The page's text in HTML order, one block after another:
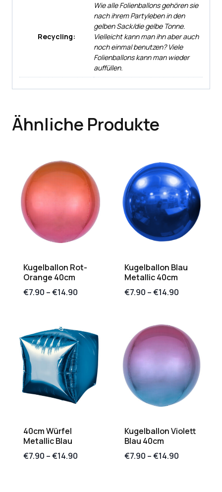
Recycling:
Wie alle Folienballons gehören sie
nach ihrem Partyleben in den
gelben Sack/die gelbe Tonne.
Vielleicht kann man ihn aber auch
noch einmal benutzen? Viele
Folienballons kann man wieder
auffüllen.
Ähnliche Produkte
Kugelballon Rot-
Orange 40cm
€7.90 –€14.90
Kugelballon Blau
Metallic 40cm
€7.90 –€14.90
40cm Würfel
Metallic Blau
€7.90 –€14.90
Kugelballon Violett
Blau 40cm
€7.90 –€14.90